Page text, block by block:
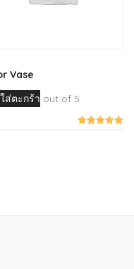
Vase
ส่ตะกร้า out of 5